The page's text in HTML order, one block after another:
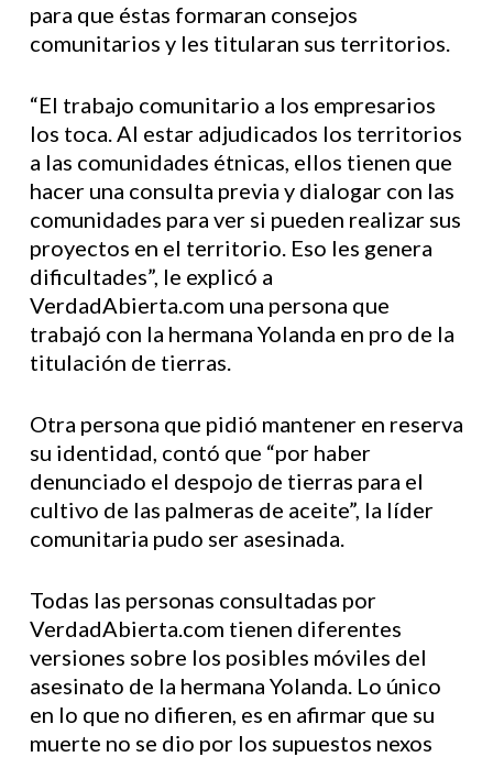
para que éstas formaran consejos
comunitarios y les titularan sus territorios.
“El trabajo comunitario a los empresarios
los toca. Al estar adjudicados los territorios
a las comunidades étnicas, ellos tienen que
hacer una consulta previa y dialogar con las
comunidades para ver si pueden realizar sus
proyectos en el territorio. Eso les genera
dificultades”, le explicó a
VerdadAbierta.com una persona que
trabajó con la hermana Yolanda en pro de la
titulación de tierras.
Otra persona que pidió mantener en reserva
su identidad, contó que “por haber
denunciado el despojo de tierras para el
cultivo de las palmeras de aceite”, la líder
comunitaria pudo ser asesinada.
Todas las personas consultadas por
VerdadAbierta.com tienen diferentes
versiones sobre los posibles móviles del
asesinato de la hermana Yolanda. Lo único
en lo que no difieren, es en afirmar que su
muerte no se dio por los supuestos nexos